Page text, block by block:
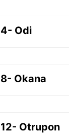
4- Odi
8- Okana
12- Otrupon